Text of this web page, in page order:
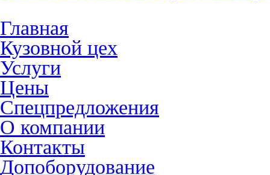
Главная
Кузовной цех
Услуги
Цены
Спецпредложения
О компании
Контакты
Допоборудование